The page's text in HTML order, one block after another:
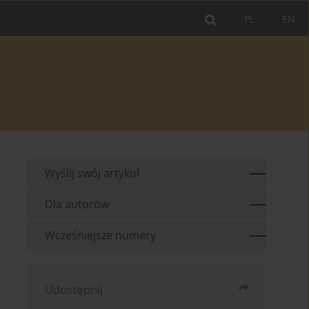
EN
PL
Wyślij swój artykuł
Dla autorów
Wcześniejsze numery
Udostępnij